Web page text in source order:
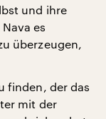
und ihre
es
überzeugen,
finden, der das
mit der